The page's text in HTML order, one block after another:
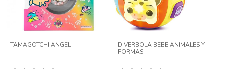
TAMAGOTCHI ANGEL
DIVERBOLA BEBE ANIMALES Y
FORMAS